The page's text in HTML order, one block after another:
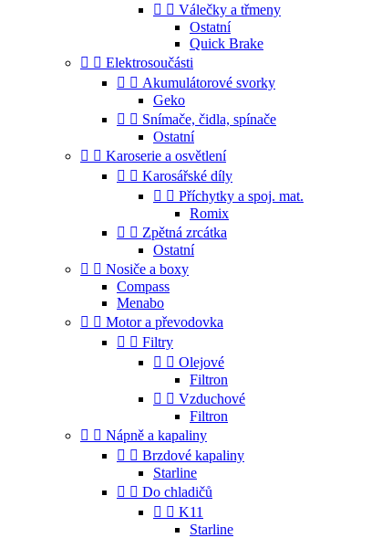
  Válečky a třmeny
Ostatní
Quick Brake
  Elektrosoučásti
  Akumulátorové svorky
Geko
  Snímače, čidla, spínače
Ostatní
  Karoserie a osvětlení
  Karosářské díly
  Příchytky a spoj. mat.
Romix
  Zpětná zrcátka
Ostatní
  Nosiče a boxy
Compass
Menabo
  Motor a převodovka
  Filtry
  Olejové
Filtron
  Vzduchové
Filtron
  Nápně a kapaliny
  Brzdové kapaliny
Starline
  Do chladičů
  K11
Starline